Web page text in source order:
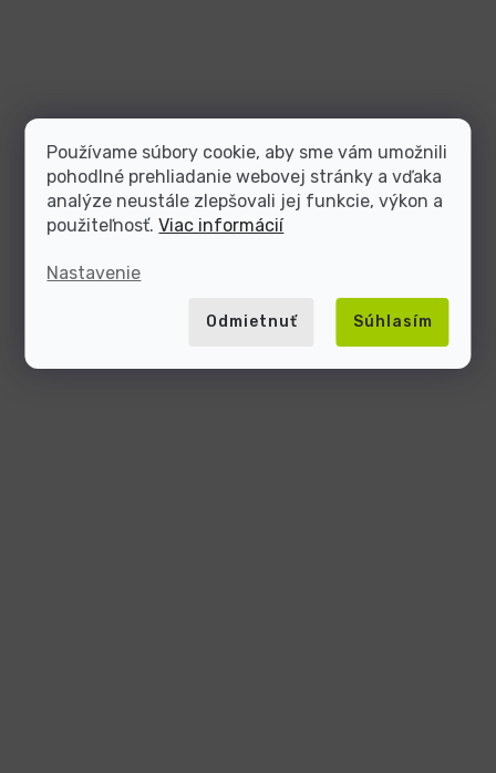
Používame súbory cookie, aby sme vám umožnili
pohodlné prehliadanie webovej stránky a vďaka
analýze neustále zlepšovali jej funkcie, výkon a
použiteľnosť.Viac informácií
Nastavenie
Odmietnuť Súhlasím